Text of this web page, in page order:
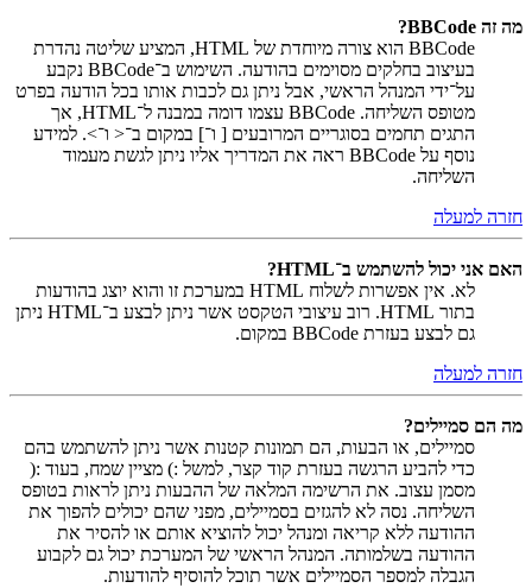
מה זה BBCode?
BBCode הוא צורה מיוחדת של HTML, המציע שליטה נהדרת
בעיצוב בחלקים מסוימים בהודעה. השימוש ב־BBCode נקבע
על־ידי המנהל הראשי, אבל ניתן גם לכבות אותו בכל הודעה בפרט
מטופס השליחה. BBCode עצמו דומה במבנה ל־HTML, אך
התגים תחמים בסוגריים המרובעים [ ו־] במקום ב־< ו־>. למידע
נוסף על BBCode ראה את המדריך אליו ניתן לגשת מעמוד
השליחה.
חזרה למעלה
האם אני יכול להשתמש ב־HTML?
לא. אין אפשרות לשלוח HTML במערכת זו והוא יוצג בהודעות
בתור HTML. רוב עיצובי הטקסט אשר ניתן לבצע ב־HTML ניתן
גם לבצע בעזרת BBCode במקום.
חזרה למעלה
מה הם סמיילים?
סמיילים, או הבעות, הם תמונות קטנות אשר ניתן להשתמש בהם
כדי להביע הרגשה בעזרת קוד קצר, למשל :) מציין שמח, בעוד :(
מסמן עצוב. את הרשימה המלאה של ההבעות ניתן לראות בטופס
השליחה. נסה לא להגזים בסמיילים, מפני שהם יכולים להפוך את
ההודעה ללא קריאה ומנהל יכול להוציא אותם או להסיר את
ההודעה בשלמותה. המנהל הראשי של המערכת יכול גם לקבוע
הגבלה למספר הסמיילים אשר תוכל להוסיף להודעות.